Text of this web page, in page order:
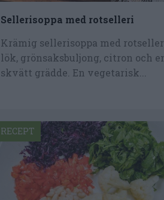
Sellerisoppa med rotselleri
Krämig sellerisoppa med
lök, grönsaksbuljong, citron och
skvätt grädde. En vegetarisk...
RECEPT